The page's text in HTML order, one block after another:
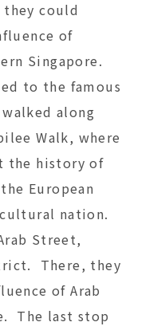
could
of
Singapore.
to the famous
along
Walk, where
the history of
European
nation.
Street,
There, they
of Arab
The last stop